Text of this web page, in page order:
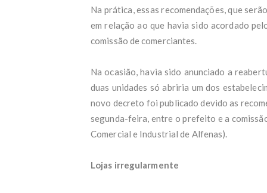
'Foi
Na prática, essas recomendações, que
em relação ao que havia sido acordado
comissão de comerciantes.
Na ocasião, havia sido anunciado a
duas unidades só abriria um dos
novo decreto foi publicado devido as
segunda-feira, entre o prefeito e a
Comercial e Industrial de Alfenas).
Lojas irregularmente